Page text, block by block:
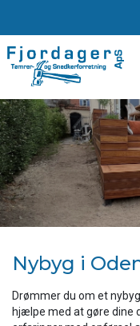
hovedindhold
Nybyg i
Drømmer du om et
hjælpe med at gøre dine